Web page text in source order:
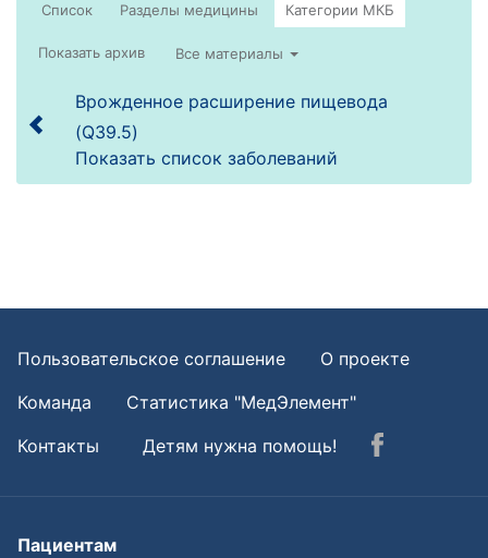
Список
Все материалы
Врожденное расширение пищевода
(Q39.5)
Показать список заболеваний
Пользовательское соглашение
О проекте
Команда
Статистика "МедЭлемент"
Контакты
Детям нужна помощь!
Пациентам